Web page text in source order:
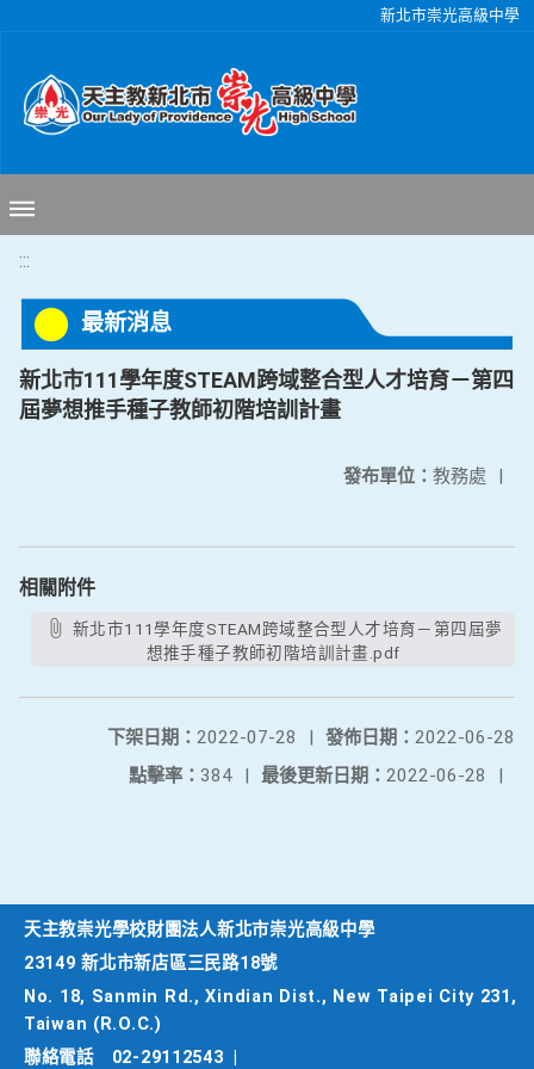
新北市崇光高級中學
:::
最新消息
新北市111學年度STEAM跨域整合型人才培育－第四
屆夢想推手種子教師初階培訓計畫
發布單位： 教務處 |
相關附件
想推手種子教師初階培訓計畫.pdf
發佈日期： 2022-06-28
下架日期： 2022-07-28
|
最後更新日期： 2022-06-28 |
點擊率： 384 |
天主教崇光學校財團法人新北市崇光高級中學
23149 新北市新店區三民路18號
No. 18, Sanmin Rd., Xindian Dist., New Taipei City 231,
Taiwan (R.O.C.)
聯絡電話
02-29112543